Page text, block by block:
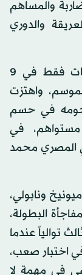
والمساهم
والدوري
وحقق رجال المدرب الألماني 3 انتصارات فقط في 9
واهتزت
خط هجومه في حسم
مستواهم، في
المصري محمد
ونابولي،
البطولة،
توالياً عندما
اختبار صعب،
في مهمة لا